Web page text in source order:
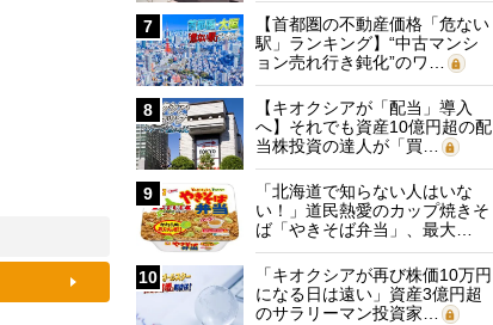
7
【首都圏の不動産価格「危ない
駅」ランキング】“中古マンシ
ョン売れ行き鈍化”のワ…
8
【キオクシアが「配当」導入
へ】それでも資産10億円超の配
当株投資の達人が「買…
9
「北海道で知らない人はいな
い！」道民熱愛のカップ焼きそ
ば「やきそば弁当」、最大…
10
「キオクシアが再び株価10万円
になる日は遠い」資産3億円超
のサラリーマン投資家…